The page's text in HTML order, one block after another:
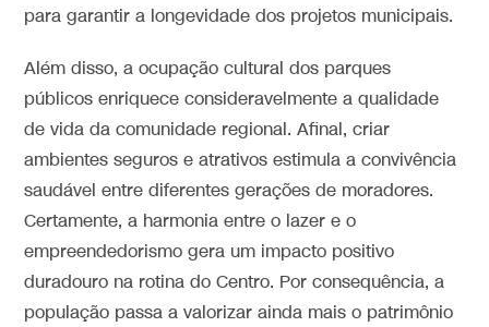
para garantir a longevidade dos projetos municipais.
Além disso, a ocupação cultural dos parques
públicos enriquece consideravelmente a qualidade
de vida da comunidade regional. Afinal, criar
ambientes seguros e atrativos estimula a convivência
saudável entre diferentes gerações de moradores.
Certamente, a harmonia entre o lazer e o
empreendedorismo gera um impacto positivo
duradouro na rotina do Centro. Por consequência, a
população passa a valorizar ainda mais o patrimônio